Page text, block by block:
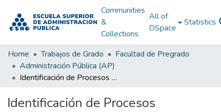
Communities
&
Collections
All of
DSpace
Statistics
Home Trabajos de Grado
Facultad de Pregrado
Administración Pública (AP)
Identificación de Procesos Autogestionarios Por Medio de La Inducción Pedagógica en Formulación, Gestión, Administración y Seguimiento de Proyectos de Inversión Social Con Organizaciones Comunitarias, Engativá 1999
Identificación de Procesos